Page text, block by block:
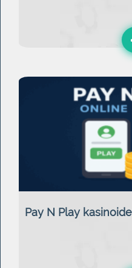
Pay N Play